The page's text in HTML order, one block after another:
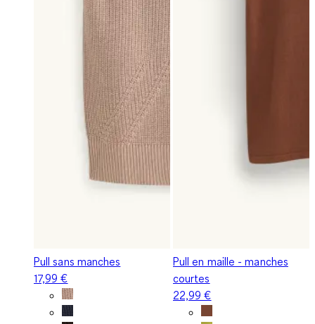
Pull sans manches
17,99 €
Pull en maille - manches
courtes
22,99 €